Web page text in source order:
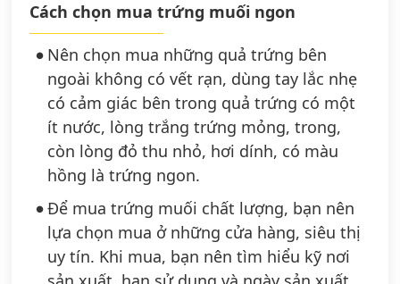
Cách chọn mua trứng muối ngon
Nên chọn mua những quả trứng bên
ngoài không có vết rạn, dùng tay lắc nhẹ
có cảm giác bên trong quả trứng có một
ít nước, lòng trắng trứng mỏng, trong,
còn lòng đỏ thu nhỏ, hơi dính, có màu
hồng là trứng ngon.
Để mua trứng muối chất lượng, bạn nên
lựa chọn mua ở những cửa hàng, siêu thị
uy tín. Khi mua, bạn nên tìm hiểu kỹ nơi